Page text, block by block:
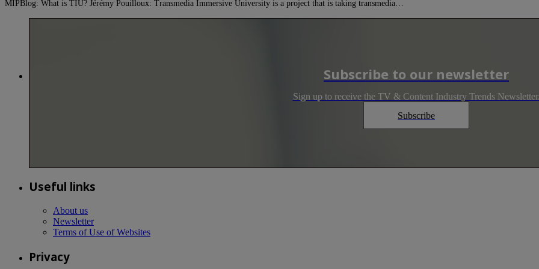
MIPBlog: What is TIU? Jérémy Pouilloux: Transmedia Immersive University is a project that is taking transmedia…
Subscribe to our newsletter
Sign up to receive the TV & Content Industry Trends
Subscribe
Useful links
About us
Newsletter
Terms of Use of Websites
Privacy